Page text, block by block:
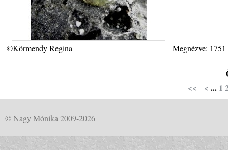
©Körmendy Regina Megnézve:
<<
< ... 1
© Nagy Mónika 2009-2026